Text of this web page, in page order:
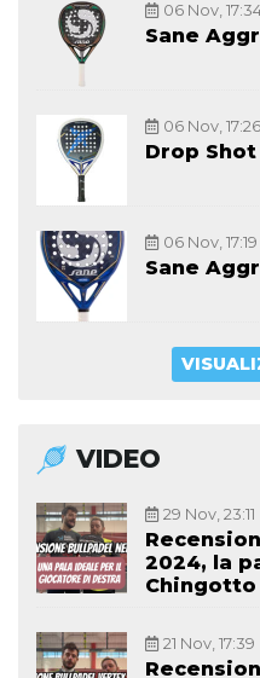
06 Nov,
Sane
06 Nov, 17:26
Drop
06 Nov, 17:19
Sane
VIDEO
29 Nov, 23:11
2024, la
Chingotto
21 Nov, 17:39